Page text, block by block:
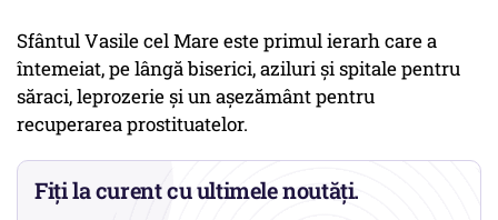
Sfântul Vasile cel Mare este primul ierarh care a
întemeiat, pe lângă biserici, aziluri şi spitale pentru
săraci, leprozerie şi un aşezământ pentru
recuperarea prostituatelor.
Fiți la curent cu ultimele noutăți.